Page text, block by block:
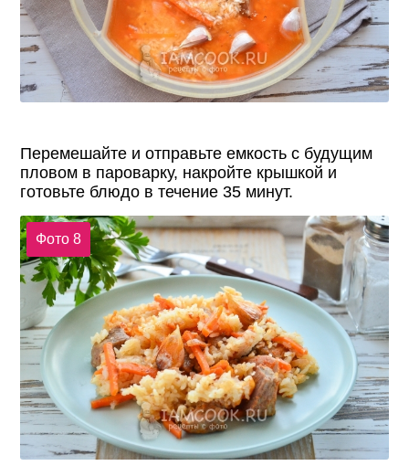
Перемешайте и отправьте емкость с будущим
пловом в пароварку, накройте крышкой и
готовьте блюдо в течение 35 минут.
Фото 8